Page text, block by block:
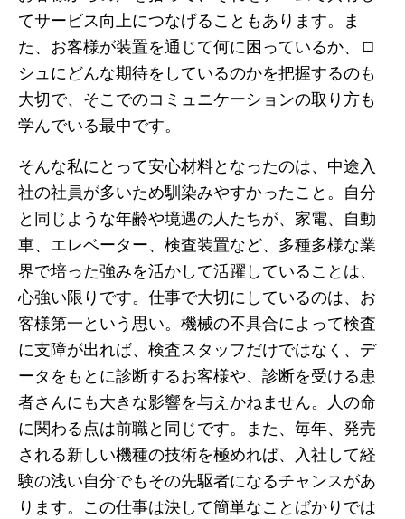
てサービス向上につなげることもあります。ま
た、お客様が装置を通じて何に困っているか、ロ
シュにどんな期待をしているのかを把握するのも
大切で、そこでのコミュニケーションの取り方も
学んでいる最中です。
そんな私にとって安心材料となったのは、中途入
社の社員が多いため馴染みやすかったこと。自分
と同じような年齢や境遇の人たちが、家電、自動
車、エレベーター、検査装置など、多種多様な業
界で培った強みを活かして活躍していることは、
心強い限りです。仕事で大切にしているのは、お
客様第一という思い。機械の不具合によって検査
に支障が出れば、検査スタッフだけではなく、デ
ータをもとに診断するお客様や、診断を受ける患
者さんにも大きな影響を与えかねません。人の命
に関わる点は前職と同じです。また、毎年、発売
される新しい機種の技術を極めれば、入社して経
験の浅い自分でもその先駆者になるチャンスがあ
ります。この仕事は決して簡単なことばかりでは